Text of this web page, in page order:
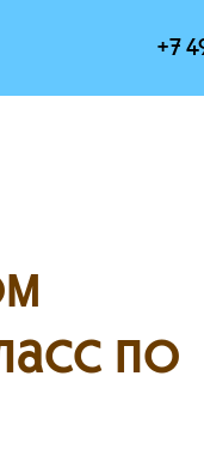
+7
по